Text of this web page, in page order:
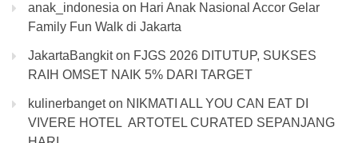
anak_indonesia on Hari Anak Nasional Accor Gelar
Family Fun Walk di Jakarta
JakartaBangkiton FJGS 2026 DITUTUP, SUKSES
RAIH OMSET NAIK 5% DARI TARGET
kulinerbangeton NIKMATI ALL YOU CAN EAT DI
VIVERE HOTEL ARTOTEL CURATED SEPANJANG